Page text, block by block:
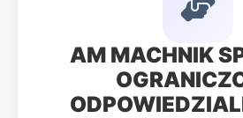
AM MACHNIK